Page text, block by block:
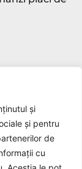
și
și pentru
de
cu